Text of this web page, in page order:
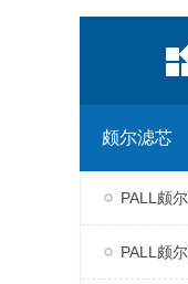
颇尔滤芯
PALL颇
PALL颇